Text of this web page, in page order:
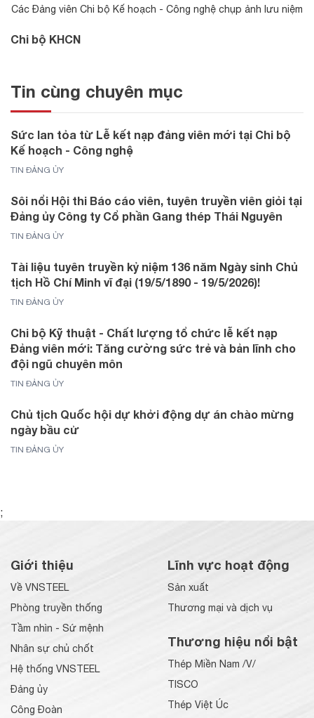
Các Đảng viên Chi bộ Kế hoạch - Công nghệ chụp ảnh lưu niệm
Chi bộ KHCN
Tin cùng chuyên mục
Sức lan tỏa từ Lễ kết nạp đảng viên mới tại Chi bộ
Kế hoạch - Công nghệ
TIN ĐẢNG ỦY
Sôi nổi Hội thi Báo cáo viên, tuyên truyền viên giỏi tại
Đảng ủy Công ty Cổ phần Gang thép Thái Nguyên
TIN ĐẢNG ỦY
Tài liệu tuyên truyền kỷ niệm 136 năm Ngày sinh Chủ
tịch Hồ Chí Minh vĩ đại (19/5/1890 - 19/5/2026)!
TIN ĐẢNG ỦY
Chi bộ Kỹ thuật - Chất lượng tổ chức lễ kết nạp
Đảng viên mới: Tăng cường sức trẻ và bản lĩnh cho
đội ngũ chuyên môn
TIN ĐẢNG ỦY
Chủ tịch Quốc hội dự khởi động dự án chào mừng
ngày bầu cử
TIN ĐẢNG ỦY
;
Giới thiệu
Về VNSTEEL
Phòng truyền thống
Tầm nhìn - Sứ mệnh
Nhân sự chủ chốt
Hệ thống VNSTEEL
Đảng ủy
Công Đoàn
Lĩnh vực hoạt động
Sản xuất
Thương mại và dịch vụ
Thương hiệu nổi bật
Thép Miền Nam /V/
TISCO
Thép Việt Úc